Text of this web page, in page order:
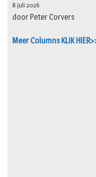
8 juli 2026
door Peter Corvers
Meer Columns KLIK